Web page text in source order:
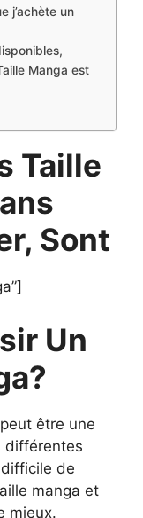
j’achète un
Manga est
Taille
Sont
Un
être une
différentes
de
manga et
mieux.